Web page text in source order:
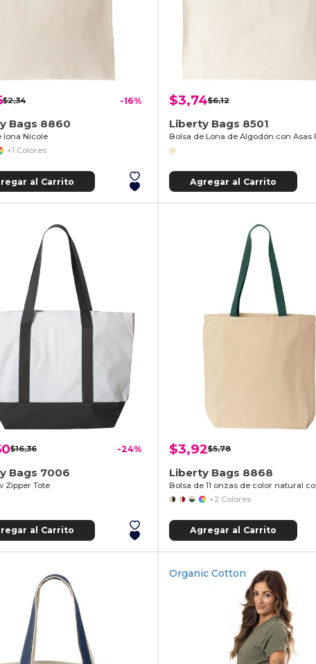
$2,34 -16%
Bags 8860
lona Nicole
+1 Colores
al Carrito
$3,74$6,12
Liberty Bags 8501
Agregar al Carrito
$16,36 -24%
Bags 7006
Zipper Tote
al Carrito
$3,92$5,78
Liberty Bags 8868
+2 Colores
Agregar al Carrito
Organic Cotton